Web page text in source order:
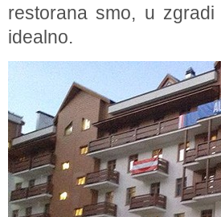
restorana smo, u
idealno.